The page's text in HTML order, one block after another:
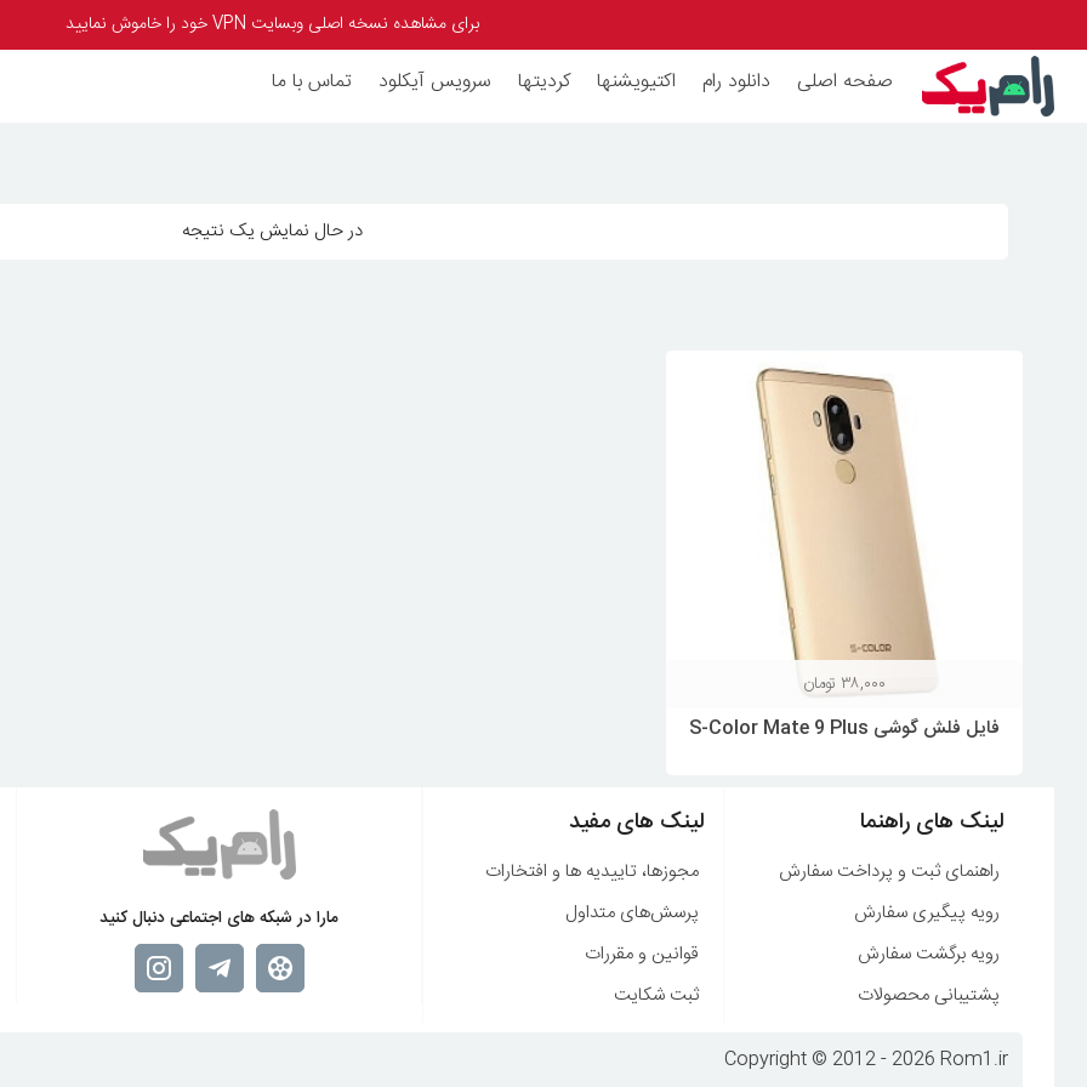
برای مشاهده نسخه اصلی وبسایت VPN خود را خاموش نمایید
صفحه اصلی دانلود رام اکتیویشنها کردیتها سرویس آیکلود تماس با ما
در حال نمایش یک نتیجه
فایل فلش گوشی S-Color Mate 9 Plus
۳۸,۰۰۰ تومان
لینک های راهنما
راهنمای ثبت و پرداخت سفارش
رویه پیگیری سفارش
رویه برگشت سفارش
پشتیبانی محصولات
لینک های مفید
مجوزها، تاییدیه ها و افتخارات
پرسش‌های متداول
قوانین و مقررات
ثبت شکایت
مارا در شبکه های اجتماعی دنبال کنید
Copyright © 2012 - 2026 Rom1.ir